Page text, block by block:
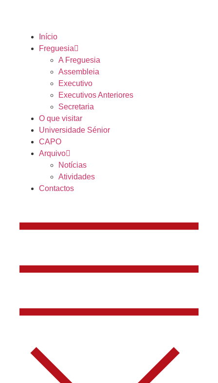
Início
Freguesia
A Freguesia
Assembleia
Executivo
Executivos Anteriores
Secretaria
O que visitar
Universidade Sénior
CAPO
Arquivo
Notícias
Atividades
Contactos